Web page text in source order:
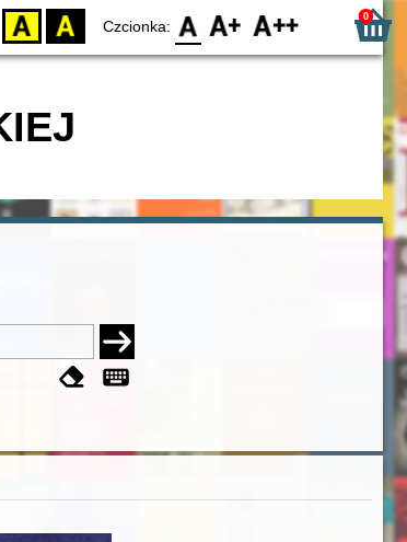
YB BY Czcionka: F0 F1 F2 0